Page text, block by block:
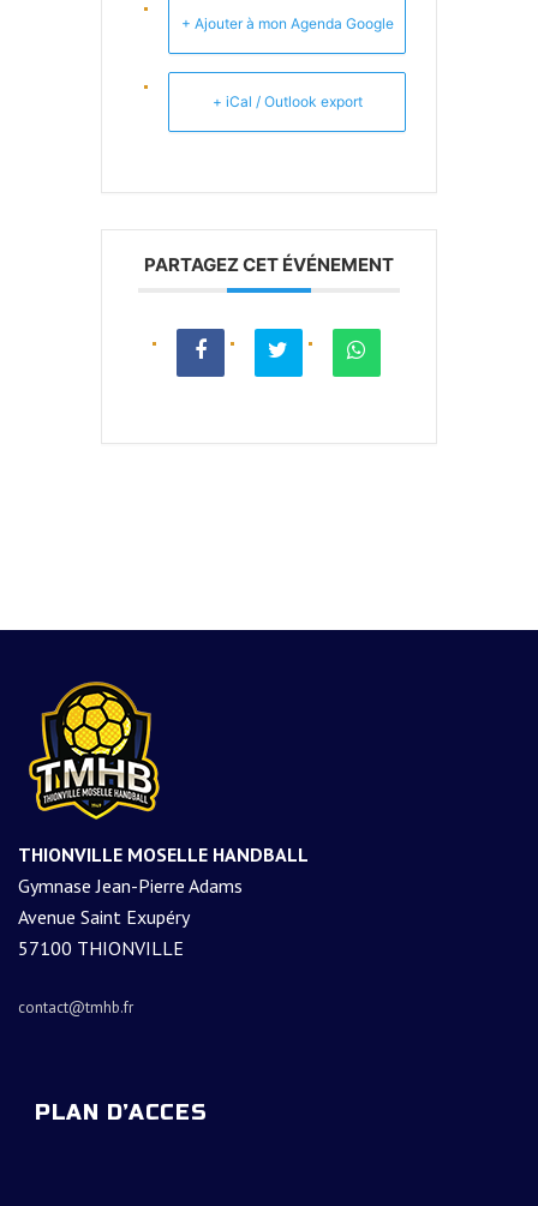
+ Ajouter à mon Agenda Google
+ iCal / Outlook export
PARTAGEZ CET ÉVÉNEMENT
THIONVILLE MOSELLE HANDBALL
Gymnase Jean-Pierre Adams
Avenue Saint Exupéry
57100 THIONVILLE
contact@tmhb.fr
PLAN D’ACCES